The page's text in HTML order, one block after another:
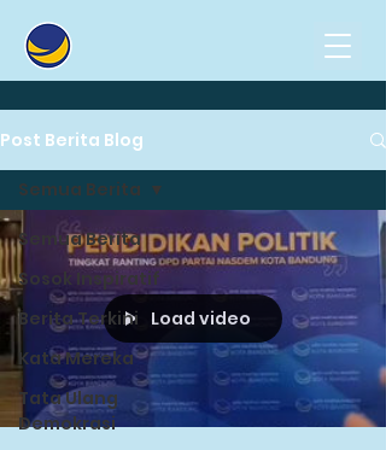
Post Berita Blog
Semua Berita
Sosok Inspiratif
Berita Terkini
Kata Mereka
Tata Ulang
Demokrasi
Semua Berita
Load video